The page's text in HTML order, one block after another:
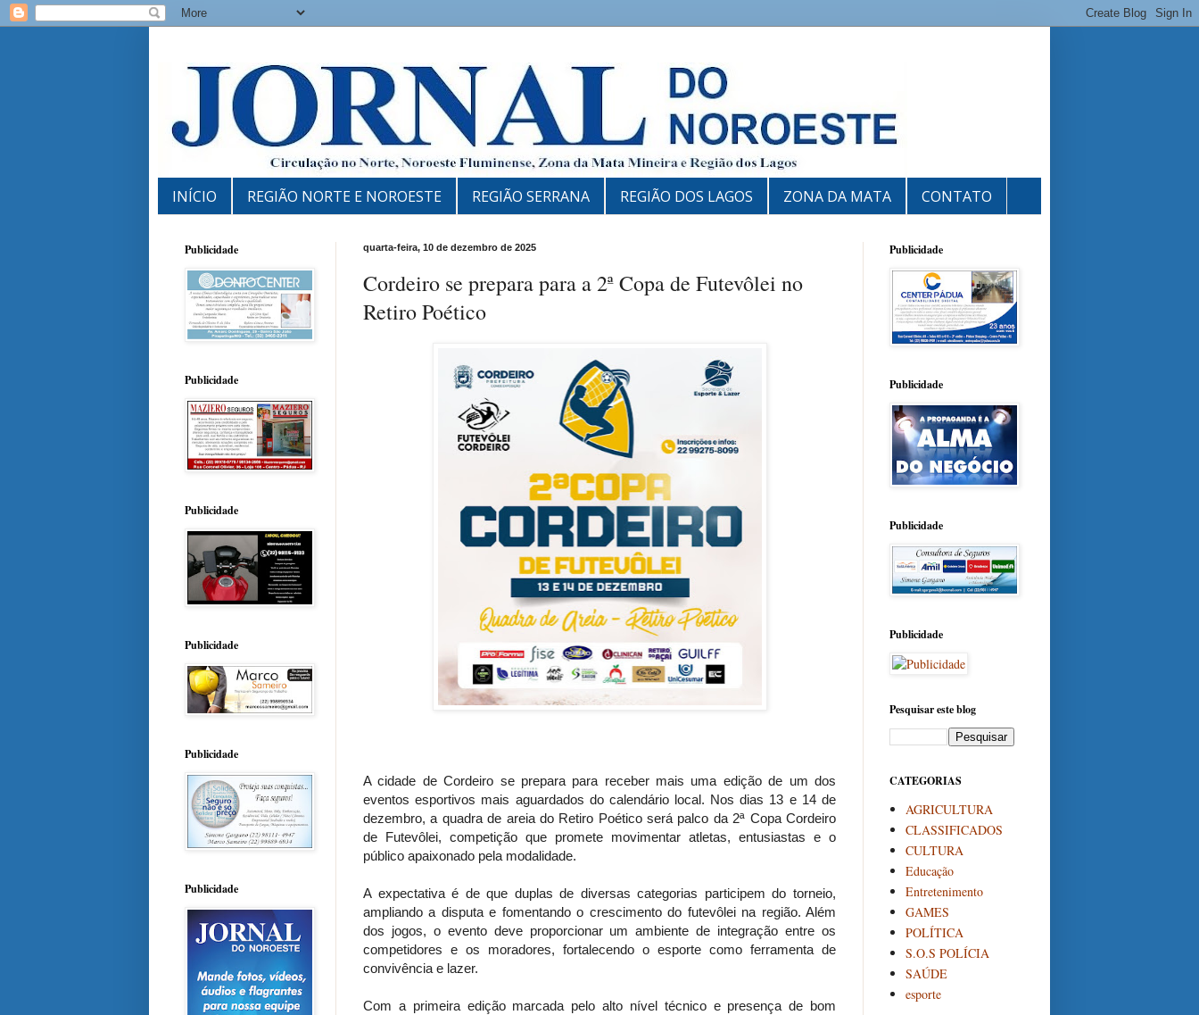
INÍCIO REGIÃO NORTE E NOROESTE REGIÃO SERRANA REGIÃO DOS LAGOS ZONA DA MATA CONTATO
quarta-feira, 10 de dezembro de 2025
Cordeiro se prepara para a 2ª Copa de Futevôlei no
Retiro Poético
A cidade de Cordeiro se prepara para receber mais uma edição de um dos
eventos esportivos mais aguardados do calendário local. Nos dias 13 e 14 de
dezembro, a quadra de areia do Retiro Poético será palco da 2ª Copa Cordeiro
de Futevôlei, competição que promete movimentar atletas, entusiastas e o
público apaixonado pela modalidade.
A expectativa é de que duplas de diversas categorias participem do torneio,
ampliando a disputa e fomentando o crescimento do futevôlei na região. Além
dos jogos, o evento deve proporcionar um ambiente de integração entre os
competidores e os moradores, fortalecendo o esporte como ferramenta de
convivência e lazer.
Com a primeira edição marcada pelo alto nível técnico e presença de bom
Publicidade
Publicidade
Publicidade
Publicidade
Publicidade
Publicidade
Publicidade
Publicidade
Publicidade
Publicidade
Pesquisar este blog
CATEGORIAS
AGRICULTURA
CLASSIFICADOS
CULTURA
Educação
Entretenimento
GAMES
POLÍTICA
S.O.S POLÍCIA
SAÚDE
esporte